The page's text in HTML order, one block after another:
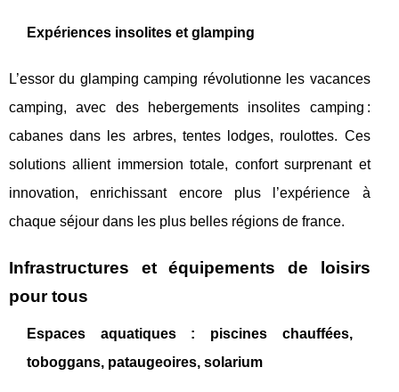
Expériences insolites et glamping
L’essor du glamping camping révolutionne les vacances
camping, avec des hebergements insolites camping :
cabanes dans les arbres, tentes lodges, roulottes. Ces
solutions allient immersion totale, confort surprenant et
innovation, enrichissant encore plus l’expérience à
chaque séjour dans les plus belles régions de france.
Infrastructures et équipements de loisirs
pour tous
Espaces aquatiques : piscines chauffées,
toboggans, pataugeoires, solarium